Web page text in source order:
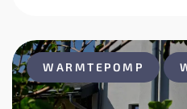
WARMTEPOMP